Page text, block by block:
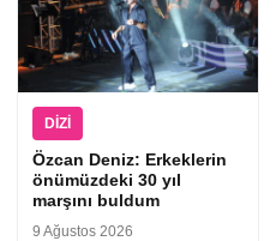
DIZI
Özcan Deniz: Erkeklerin
önümüzdeki 30 yıl
marşını buldum
9 Ağustos 2026